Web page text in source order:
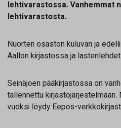
lehtivarastossa. Vanhemmat
lehtivarastosta.
Nuorten osaston kuluvan ja
Aallon kirjastossa ja
Seinäjoen pääkirjastossa on
tallennettu kirjastojärjestelmään.
vuoksi löydy Eepos-